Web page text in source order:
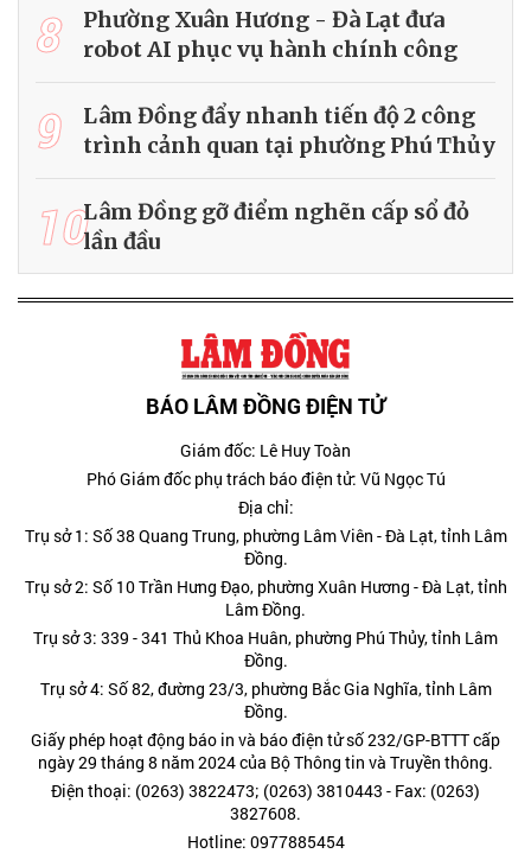
8
Phường Xuân Hương - Đà Lạt đưa
robot AI phục vụ hành chính công
9
Lâm Đồng đẩy nhanh tiến độ 2 công
trình cảnh quan tại phường Phú Thủy
10Lâm Đồng gỡ điểm nghẽn cấp sổ đỏ
lần đầu
BÁO LÂM ĐỒNG ĐIỆN TỬ
Giám đốc: Lê Huy Toàn
Phó Giám đốc phụ trách báo điện tử: Vũ Ngọc Tú
Địa chỉ:
Trụ sở 1: Số 38 Quang Trung, phường Lâm Viên - Đà Lạt, tỉnh Lâm
Đồng.
Trụ sở 2: Số 10 Trần Hưng Đạo, phường Xuân Hương - Đà Lạt, tỉnh
Lâm Đồng.
Trụ sở 3: 339 - 341 Thủ Khoa Huân, phường Phú Thủy, tỉnh Lâm
Đồng.
Trụ sở 4: Số 82, đường 23/3, phường Bắc Gia Nghĩa, tỉnh Lâm
Đồng.
Giấy phép hoạt động báo in và báo điện tử số 232/GP-BTTT cấp
ngày 29 tháng 8 năm 2024 của Bộ Thông tin và Truyền thông.
Điện thoại: (0263) 3822473; (0263) 3810443 - Fax: (0263)
3827608.
Hotline: 0977885454